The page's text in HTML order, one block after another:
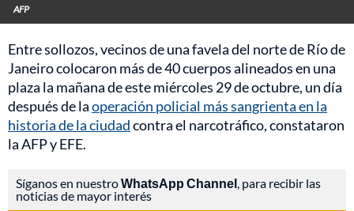
AFP
Entre sollozos, vecinos de una favela del norte de Río de
Janeiro colocaron más de 40 cuerpos alineados en una
plaza la mañana de este miércoles 29 de octubre, un día
después de laoperación policial más sangrienta en la
historia de la ciudadcontra el narcotráfico, constataron
la AFP y EFE.
Síganos en nuestroWhatsApp Channel, para recibir las
noticias de mayor interés